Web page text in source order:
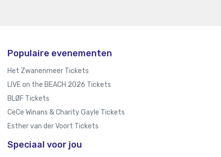
Populaire evenementen
Het Zwanenmeer Tickets
LIVE on the BEACH 2026 Tickets
BLØF Tickets
CeCe Winans & Charity Gayle Tickets
Esther van der Voort Tickets
Speciaal voor jou